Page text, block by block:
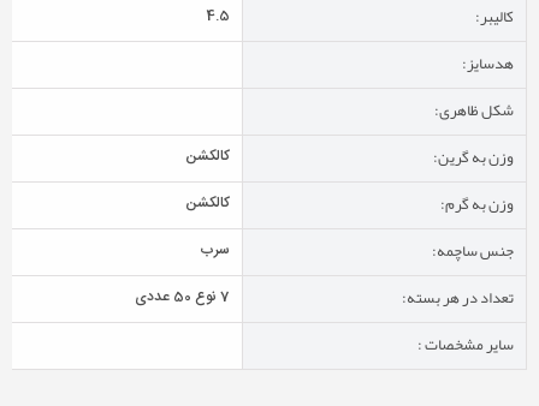
کالیبر: 4.5
هدسایز:
شکل ظاهری:
وزن به گرین:
کالکشن
وزن به گرم: کالکشن
جنس ساچمه: سرب
تعداد در هر بسته: 7 نوع 50 عددی
سایر مشخصات :